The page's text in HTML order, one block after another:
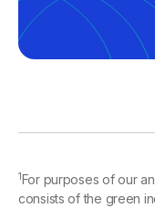
1For purposes of our
consists of the green